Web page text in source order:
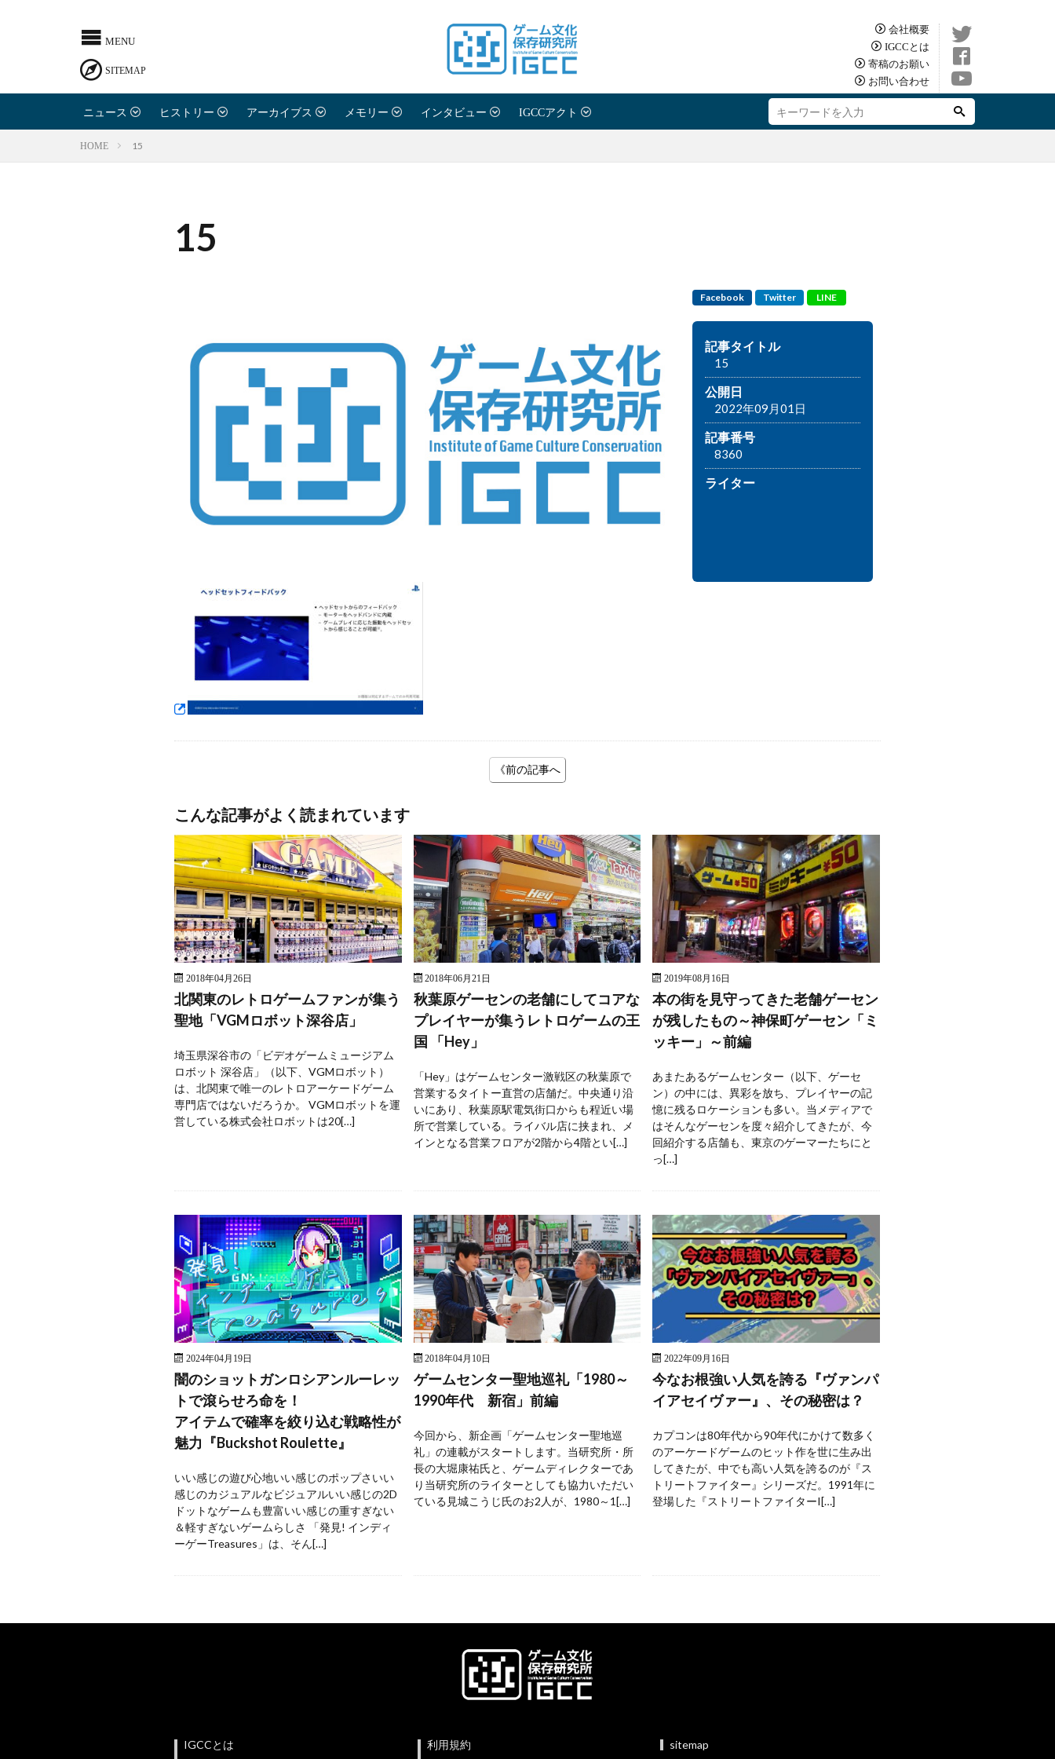
会社概要
IGCCとは
寄稿のお願い
お問い合わせ
ニュース ヒストリー アーカイブス メモリー インタビュー IGCCアクト
HOME 15
15
Facebook Twitter LINE
記事タイトル
15
公開日
2022年09月01日
記事番号
8360
ライター
《前の記事へ
こんな記事がよく読まれています
2018年04月26日
北関東のレトロゲームファンが集う
聖地「VGMロボット深谷店」
埼玉県深谷市の「ビデオゲームミュージアム
ロボット 深谷店」（以下、VGMロボット）
は、北関東で唯一のレトロアーケードゲーム
専門店ではないだろうか。 VGMロボットを運
営している株式会社ロボットは20[…]
2018年06月21日
秋葉原ゲーセンの老舗にしてコアな
プレイヤーが集うレトロゲームの王
国 「Hey」
「Hey」はゲームセンター激戦区の秋葉原で
営業するタイトー直営の店舗だ。中央通り沿
いにあり、秋葉原駅電気街口からも程近い場
所で営業している。ライバル店に挟まれ、メ
インとなる営業フロアが2階から4階とい[…]
2019年08月16日
本の街を見守ってきた老舗ゲーセン
が残したもの～神保町ゲーセン「ミ
ッキー」～前編
あまたあるゲームセンター（以下、ゲーセ
ン）の中には、異彩を放ち、プレイヤーの記
憶に残るロケーションも多い。当メディアで
はそんなゲーセンを度々紹介してきたが、今
回紹介する店舗も、東京のゲーマーたちにと
っ[…]
2024年04月19日
闇のショットガンロシアンルーレッ
トで滾らせろ命を！
アイテムで確率を絞り込む戦略性が
魅力『Buckshot Roulette』
いい感じの遊び心地いい感じのポップさいい
感じのカジュアルなビジュアルいい感じの2D
ドットなゲームも豊富いい感じの重すぎない
＆軽すぎないゲームらしさ 「発見! インディ
ーゲーTreasures」は、そん[…]
2018年04月10日
ゲームセンター聖地巡礼「1980～
1990年代 新宿」前編
今回から、新企画「ゲームセンター聖地巡
礼」の連載がスタートします。当研究所・所
長の大堀康祐氏と、ゲームディレクターであ
り当研究所のライターとしても協力いただい
ている見城こうじ氏のお2人が、1980～1[…]
2022年09月16日
今なお根強い人気を誇る『ヴァンパ
イアセイヴァー』、その秘密は？
カプコンは80年代から90年代にかけて数多く
のアーケードゲームのヒット作を世に生み出
してきたが、中でも高い人気を誇るのが『ス
トリートファイター』シリーズだ。1991年に
登場した『ストリートファイターI[…]
IGCCとは
利用規約
sitemap